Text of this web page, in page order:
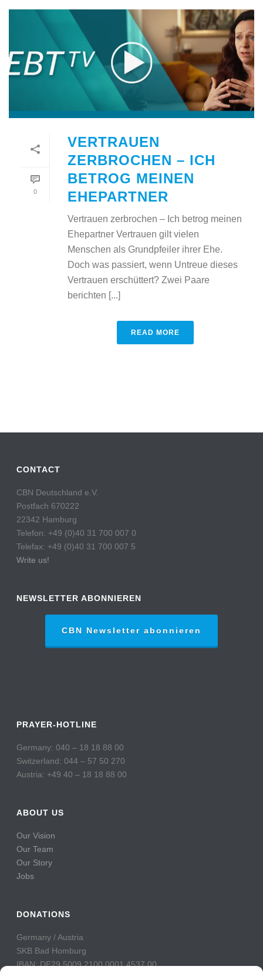
0
VERTRAUEN
ZERBROCHEN – ICH
BETROG MEINEN
EHEPARTNER
Vertrauen zerbrochen – Ich betrog meinen
Ehepartner Vertrauen gilt vielen
Menschen als Grundpfeiler ihrer Ehe.
Doch was passiert, wenn Untreue dieses
Vertrauen erschüttert? Zwei Paare
berichten [...]
READ MORE
CONTACT
CBN Deutschland e.V.
Postfach 670222
22342 Hamburg
Telefon: +49 (0)40 31 700 007 0
Telefax: +49 (0)40 31 700 007 5
Write us!
NEWSLETTER ABONNIEREN
CBN Newsletter abonnieren
PRAYER-HOTLINE
Germany: 040 – 18 18 88 00
Switzerland: 044 – 57 50 270
Austria: +49 40 – 18 18 88 00
ABOUT US
Our Vision
Our Team
Our Story
Jobs
DONATIONS
Germany / Austria
SKB Bad Homburg
IBAN: DE29 5009 2100 0001 4537 00